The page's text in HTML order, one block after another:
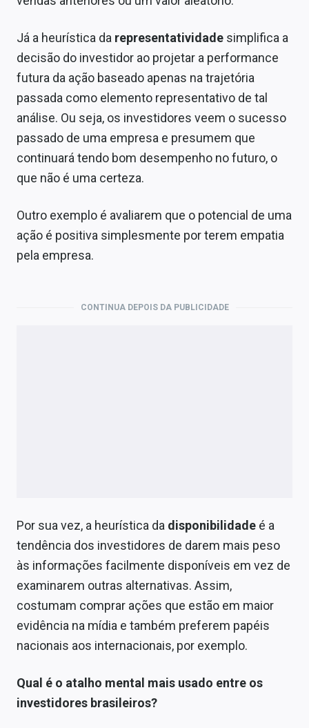
Já a heurística da representatividade simplifica a
decisão do investidor ao projetar a performance
futura da ação baseado apenas na trajetória
passada como elemento representativo de tal
análise. Ou seja, os investidores veem o sucesso
passado de uma empresa e presumem que
continuará tendo bom desempenho no futuro, o
que não é uma certeza.
Outro exemplo é avaliarem que o potencial de uma
ação é positiva simplesmente por terem empatia
pela empresa.
CONTINUA DEPOIS DA PUBLICIDADE
Por sua vez, a heurística da disponibilidade é a
tendência dos investidores de darem mais peso
às informações facilmente disponíveis em vez de
examinarem outras alternativas. Assim,
costumam comprar ações que estão em maior
evidência na mídia e também preferem papéis
nacionais aos internacionais, por exemplo.
Qual é o atalho mental mais usado entre os
investidores brasileiros?